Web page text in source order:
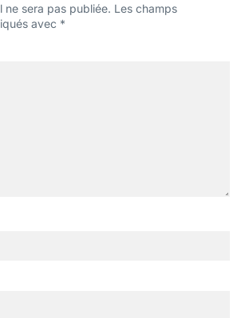
ne sera pas publiée. Les champs
avec *